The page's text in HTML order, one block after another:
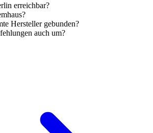
erreichbar?
Hersteller gebunden?
auch um?